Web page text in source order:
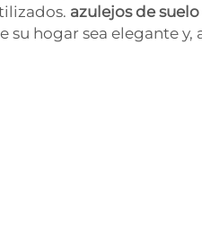
azulejos de
hogar sea elegante